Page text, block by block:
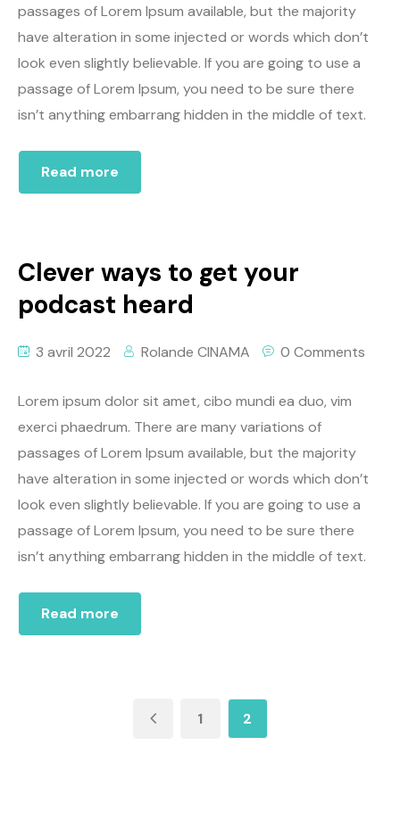
passages of Lorem Ipsum available, but the majority
have alteration in some injected or words which don’t
look even slightly believable. If you are going to use a
passage of Lorem Ipsum, you need to be sure there
isn’t anything embarrang hidden in the middle of text.
Read more
Clever ways to get your
podcast heard
3 avril 2022 Rolande CINAMA 0 Comments
Lorem ipsum dolor sit amet, cibo mundi ea duo, vim
exerci phaedrum. There are many variations of
passages of Lorem Ipsum available, but the majority
have alteration in some injected or words which don’t
look even slightly believable. If you are going to use a
passage of Lorem Ipsum, you need to be sure there
isn’t anything embarrang hidden in the middle of text.
Read more
1 2